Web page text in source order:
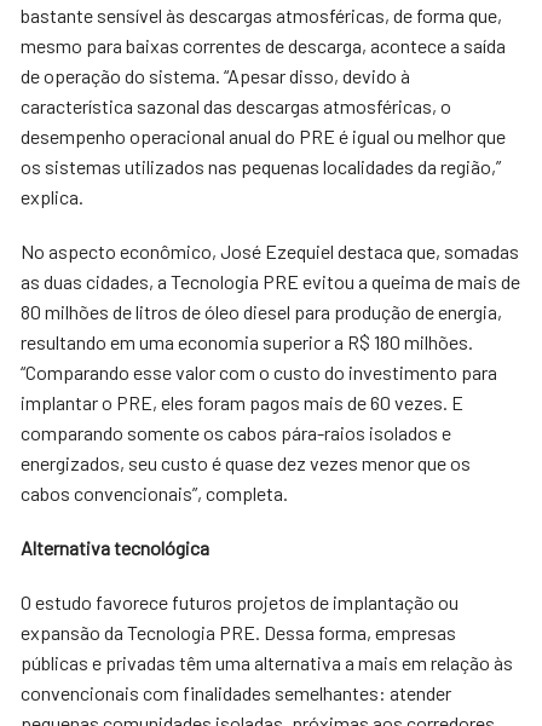
bastante sensível às descargas atmosféricas, de forma que,
mesmo para baixas correntes de descarga, acontece a saída
de operação do sistema. “Apesar disso, devido à
característica sazonal das descargas atmosféricas, o
desempenho operacional anual do PRE é igual ou melhor que
os sistemas utilizados nas pequenas localidades da região,”
explica.
No aspecto econômico, José Ezequiel destaca que, somadas
as duas cidades, a Tecnologia PRE evitou a queima de mais de
80 milhões de litros de óleo diesel para produção de energia,
resultando em uma economia superior a R$ 180 milhões.
“Comparando esse valor com o custo do investimento para
implantar o PRE, eles foram pagos mais de 60 vezes. E
comparando somente os cabos pára-raios isolados e
energizados, seu custo é quase dez vezes menor que os
cabos convencionais”, completa.
Alternativa tecnológica
O estudo favorece futuros projetos de implantação ou
expansão da Tecnologia PRE. Dessa forma, empresas
públicas e privadas têm uma alternativa a mais em relação às
convencionais com finalidades semelhantes: atender